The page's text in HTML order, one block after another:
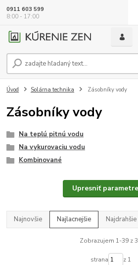
0911 603 599
8:00 - 17:00
Úvod Solárna technika Zásobníky vody
Zásobníky vody
Na teplú pitnú vodu
Na vykurovaciu vodu
Kombinované
Upresniť parametre
Najnovšie Najlacnejšie Najdrahšie
Zobrazujem 1-39 z
strana z 1